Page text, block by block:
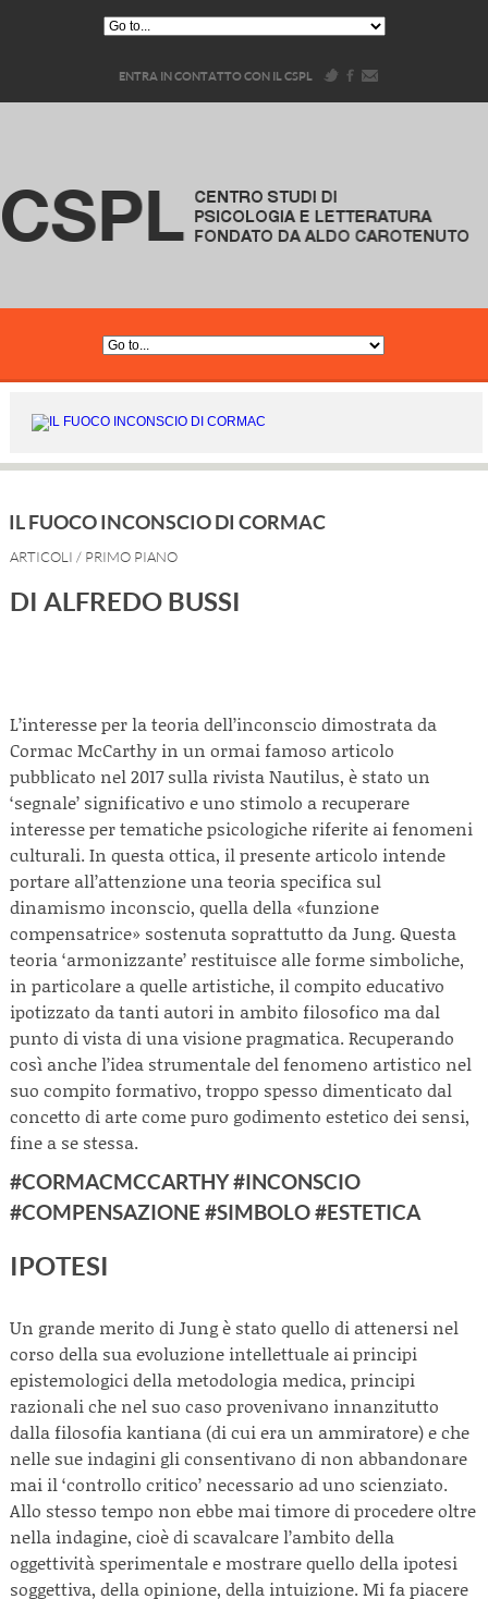
ENTRA IN CONTATTO CON IL CSPL
IL FUOCO INCONSCIO DI CORMAC
ARTICOLI / PRIMO PIANO
DI ALFREDO BUSSI
L’interesse per la teoria dell’inconscio dimostrata da
Cormac McCarthy in un ormai famoso articolo
pubblicato nel 2017 sulla rivista Nautilus, è stato un
‘segnale’ significativo e uno stimolo a recuperare
interesse per tematiche psicologiche riferite ai fenomeni
culturali. In questa ottica, il presente articolo intende
portare all’attenzione una teoria specifica sul
dinamismo inconscio, quella della «funzione
compensatrice» sostenuta soprattutto da Jung. Questa
teoria ‘armonizzante’ restituisce alle forme simboliche,
in particolare a quelle artistiche, il compito educativo
ipotizzato da tanti autori in ambito filosofico ma dal
punto di vista di una visione pragmatica. Recuperando
così anche l’idea strumentale del fenomeno artistico nel
suo compito formativo, troppo spesso dimenticato dal
concetto di arte come puro godimento estetico dei sensi,
fine a se stessa.
#CORMACMCCARTHY #INCONSCIO
#COMPENSAZIONE #SIMBOLO #ESTETICA
IPOTESI
Un grande merito di Jung è stato quello di attenersi nel
corso della sua evoluzione intellettuale ai principi
epistemologici della metodologia medica, principi
razionali che nel suo caso provenivano innanzitutto
dalla filosofia kantiana (di cui era un ammiratore) e che
nelle sue indagini gli consentivano di non abbandonare
mai il ‘controllo critico’ necessario ad uno scienziato.
Allo stesso tempo non ebbe mai timore di procedere oltre
nella indagine, cioè di scavalcare l’ambito della
oggettività sperimentale e mostrare quello della ipotesi
soggettiva, della opinione, della intuizione. Mi fa piacere